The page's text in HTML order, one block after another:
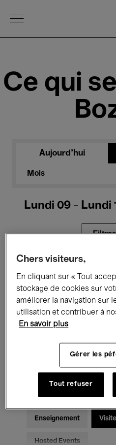
Open Menu
Ce qui
Aujourd'hui
Mois
Lundi 09 - Lundi
Filtres
Expositions Films
Rencontres & Débats
Musique électronique
Pour tous Kids’
Enseignement
Hosted Events
Chers visiteurs,
En cliquant sur « Tout
stockage de cookies sur
améliorer la navigation sur
utilisation et contribuer à
En savoir plus
Gérer les
Tout refuser